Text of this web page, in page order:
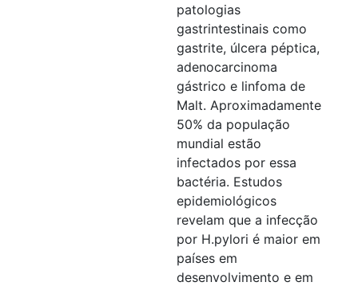
patologias
gastrintestinais como
gastrite, úlcera péptica,
adenocarcinoma
gástrico e linfoma de
Malt. Aproximadamente
50% da população
mundial estão
infectados por essa
bactéria. Estudos
epidemiológicos
revelam que a infecção
por H.pylori é maior em
países em
desenvolvimento e em